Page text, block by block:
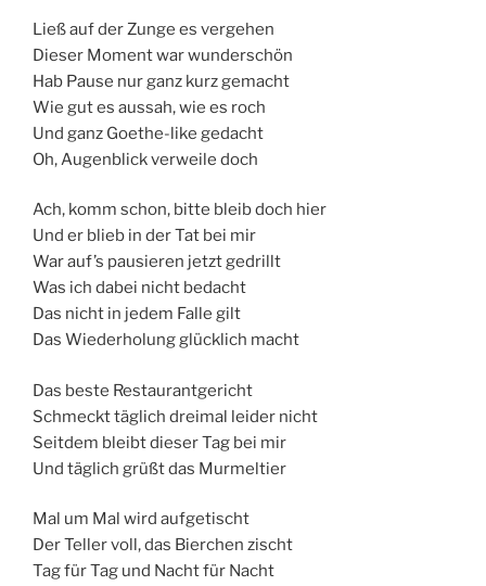
Ließ auf der Zunge es vergehen
Dieser Moment war wunderschön
Hab Pause nur ganz kurz gemacht
Wie gut es aussah, wie es roch
Und ganz Goethe-like gedacht
Oh, Augenblick verweile doch
Ach, komm schon, bitte bleib doch hier
Und er blieb in der Tat bei mir
War auf’s pausieren jetzt gedrillt
Was ich dabei nicht bedacht
Das nicht in jedem Falle gilt
Das Wiederholung glücklich macht
Das beste Restaurantgericht
Schmeckt täglich dreimal leider nicht
Seitdem bleibt dieser Tag bei mir
Und täglich grüßt das Murmeltier
Mal um Mal wird aufgetischt
Der Teller voll, das Bierchen zischt
Tag für Tag und Nacht für Nacht